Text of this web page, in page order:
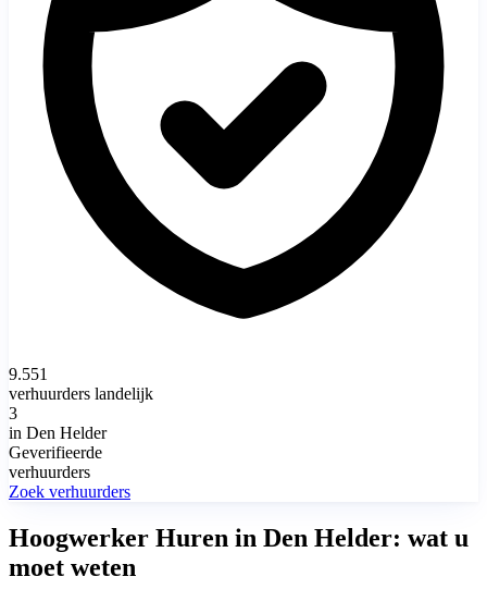
9.551
verhuurders landelijk
3
in Den Helder
Geverifieerde
verhuurders
Zoek verhuurders
Hoogwerker Huren in Den Helder: wat u
moet weten